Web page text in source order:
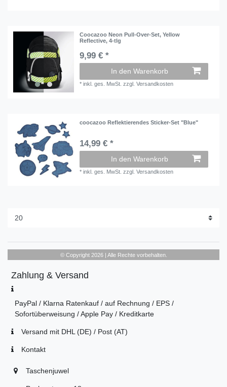
Coocazoo Neon Pull-Over-Set, Yellow
Reflective, 4-tlg
9,99 € *
In den Warenkorb
*inkl. ges. MwSt. zzgl.Versandkosten
coocazoo Reflektierendes Sticker-Set "Blue"
14,99 € *
In den Warenkorb
*inkl. ges. MwSt. zzgl.Versandkosten
© Copyright 2026 | Alle Rechte vorbehalten.
Zahlung & Versand
PayPal / Klarna Ratenkauf / auf Rechnung / EPS /
Sofortüberweisung / Apple Pay / Kreditkarte
Versand mit DHL (DE) / Post (AT)
Kontakt
Taschenjuwel